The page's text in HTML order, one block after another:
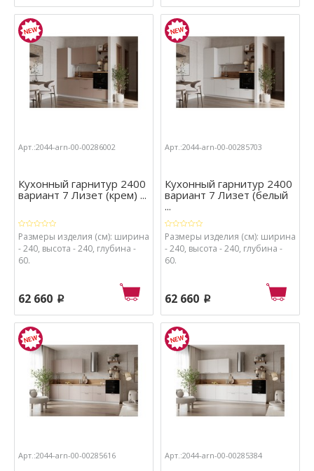
Арт.:2044-arn-00-00286002
Кухонный гарнитур 2400
вариант 7 Лизет (крем) ...
Размеры изделия (см): ширина
- 240, высота - 240, глубина -
60.
62 660 p
Арт.:2044-arn-00-00285703
Кухонный гарнитур 2400
вариант 7 Лизет (белый
...
Размеры изделия (см): ширина
- 240, высота - 240, глубина -
60.
62 660 p
Арт.:2044-arn-00-00285616 Арт.:2044-arn-00-00285384